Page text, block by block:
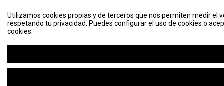
Utilizamos cookies propias y de terceros que nos permiten medir el
respetando tu privacidad. Puedes configurar el uso de cookies o
cookies.